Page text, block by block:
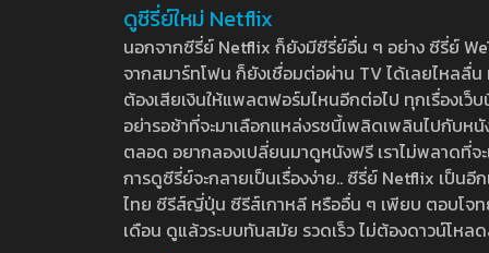
ดูซีรี่ย์ใหม่ Netflix
นอกจากซีรี่ย์ Netflix ก็ยังมีซีรี่ย์อื่น ๆ อย่าง ซีรี่ย์
จากสมาร์ทโฟน ก็ยังเชื่อมต่อผ่าน TV ได้เลยไหลลื่
ต้องเสียเงินให้แพลตฟอร์มไหนอีกต่อไป ทุกเรื่องเว็
อย่ารอช้าที่จะมาเลือกแหล่งรชนี้เพลิดเพลินไปกับห
ตลอด อยากลองเปลี่ยนมาดูหนังฟรี เราไม่พลาดที่
การดูซีรี่ย์จะกลายเป็นเรื่องง่าย.. ซีรี่ย์ Netflix เป็น
ไทย ซีรีส์ญี่ปุ่น ซีรีส์เกาหลี หรืออื่น ๆ เพียบ ตอบโจท
เดือน ดูแล้วระบบทันสมัย รวดเร็ว ไม่ต้องดาวน์โห